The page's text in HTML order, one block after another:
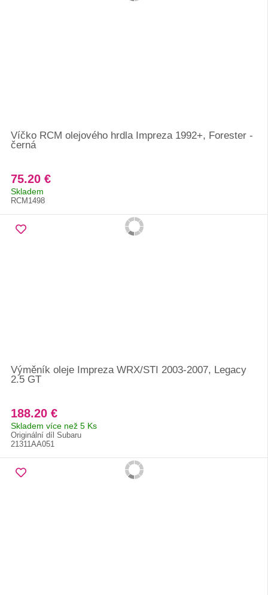
Víčko RCM olejového hrdla Impreza 1992+, Forester -
černá
75.20 €
Skladem
RCM1498
Výměník oleje Impreza WRX/STI 2003-2007, Legacy
2.5 GT
188.20 €
Skladem více než 5 Ks
Originální díl Subaru
21311AA051